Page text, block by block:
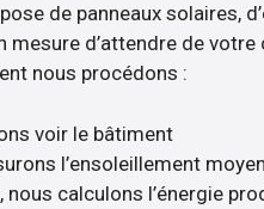
de panneaux solaires,
mesure d’attendre de
nous procédons :
voir le bâtiment
l’ensoleillement
nous calculons l’énergie